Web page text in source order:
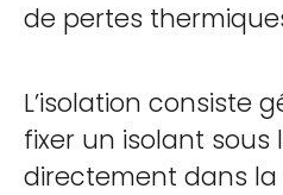
de pertes
L’isolation consiste
fixer un isolant sous
directement dans